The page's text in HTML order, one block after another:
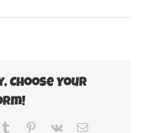
Choose Your
Tumblr Pinterest
Vk
Correo